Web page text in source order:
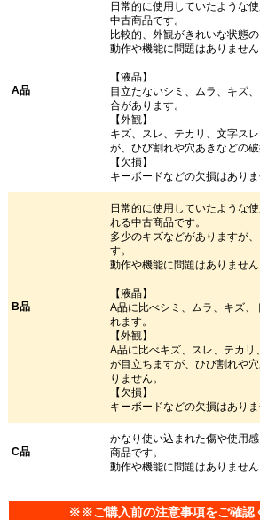
A品
日常的に使用していたような
中古商品です。
比較的、外観がきれいな状態の
動作や機能に問題はありません
【液晶】
目立たないシミ、ムラ、キズ
合があります。
【外観】
キズ、スレ、テカリ、文字ス
が、ひび割れや穴あきなどの破
【欠損】
キーボードなどの欠損はありま
B品
日常的に使用していたような
れる中古商品です。
多少のキズなどがありますが
す。
動作や機能に問題はありません
【液晶】
A品に比べシミ、ムラ、キズ、
れます。
【外観】
A品に比べキズ、スレ、テカ
が目立ちますが、ひび割れや
りません。
【欠損】
キーボードなどの欠損はありま
C品
かなり使い込まれた傷や使用
商品です。
動作や機能に問題はありません
※※ご購入前の注意事項をご確